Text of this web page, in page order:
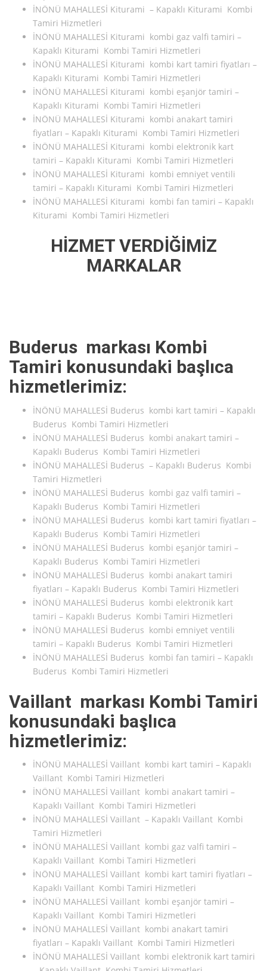
İNÖNÜ MAHALLESİ Kiturami – Kapaklı Kiturami Kombi
Tamiri Hizmetleri
İNÖNÜ MAHALLESİ Kiturami kombi gaz valfi tamiri –
Kapaklı Kiturami Kombi Tamiri Hizmetleri
İNÖNÜ MAHALLESİ Kiturami kombi kart tamiri fiyatları –
Kapaklı Kiturami Kombi Tamiri Hizmetleri
İNÖNÜ MAHALLESİ Kiturami kombi eşanjör tamiri –
Kapaklı Kiturami Kombi Tamiri Hizmetleri
İNÖNÜ MAHALLESİ Kiturami kombi anakart tamiri
fiyatları – Kapaklı Kiturami Kombi Tamiri Hizmetleri
İNÖNÜ MAHALLESİ Kiturami kombi elektronik kart
tamiri – Kapaklı Kiturami Kombi Tamiri Hizmetleri
İNÖNÜ MAHALLESİ Kiturami kombi emniyet ventili
tamiri – Kapaklı Kiturami Kombi Tamiri Hizmetleri
İNÖNÜ MAHALLESİ Kiturami kombi fan tamiri – Kapaklı
Kiturami Kombi Tamiri Hizmetleri
HİZMET VERDİĞİMİZ
MARKALAR
Buderus markası Kombi
Tamiri konusundaki başlıca
hizmetlerimiz:
İNÖNÜ MAHALLESİ Buderus kombi kart tamiri – Kapaklı
Buderus Kombi Tamiri Hizmetleri
İNÖNÜ MAHALLESİ Buderus kombi anakart tamiri –
Kapaklı Buderus Kombi Tamiri Hizmetleri
İNÖNÜ MAHALLESİ Buderus – Kapaklı Buderus Kombi
Tamiri Hizmetleri
İNÖNÜ MAHALLESİ Buderus kombi gaz valfi tamiri –
Kapaklı Buderus Kombi Tamiri Hizmetleri
İNÖNÜ MAHALLESİ Buderus kombi kart tamiri fiyatları –
Kapaklı Buderus Kombi Tamiri Hizmetleri
İNÖNÜ MAHALLESİ Buderus kombi eşanjör tamiri –
Kapaklı Buderus Kombi Tamiri Hizmetleri
İNÖNÜ MAHALLESİ Buderus kombi anakart tamiri
fiyatları – Kapaklı Buderus Kombi Tamiri Hizmetleri
İNÖNÜ MAHALLESİ Buderus kombi elektronik kart
tamiri – Kapaklı Buderus Kombi Tamiri Hizmetleri
İNÖNÜ MAHALLESİ Buderus kombi emniyet ventili
tamiri – Kapaklı Buderus Kombi Tamiri Hizmetleri
İNÖNÜ MAHALLESİ Buderus kombi fan tamiri – Kapaklı
Buderus Kombi Tamiri Hizmetleri
Vaillant markası Kombi Tamiri
konusundaki başlıca
hizmetlerimiz:
İNÖNÜ MAHALLESİ Vaillant kombi kart tamiri – Kapaklı
Vaillant Kombi Tamiri Hizmetleri
İNÖNÜ MAHALLESİ Vaillant kombi anakart tamiri –
Kapaklı Vaillant Kombi Tamiri Hizmetleri
İNÖNÜ MAHALLESİ Vaillant – Kapaklı Vaillant Kombi
Tamiri Hizmetleri
İNÖNÜ MAHALLESİ Vaillant kombi gaz valfi tamiri –
Kapaklı Vaillant Kombi Tamiri Hizmetleri
İNÖNÜ MAHALLESİ Vaillant kombi kart tamiri fiyatları –
Kapaklı Vaillant Kombi Tamiri Hizmetleri
İNÖNÜ MAHALLESİ Vaillant kombi eşanjör tamiri –
Kapaklı Vaillant Kombi Tamiri Hizmetleri
İNÖNÜ MAHALLESİ Vaillant kombi anakart tamiri
fiyatları – Kapaklı Vaillant Kombi Tamiri Hizmetleri
İNÖNÜ MAHALLESİ Vaillant kombi elektronik kart tamiri